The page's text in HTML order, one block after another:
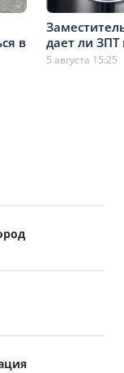
в
дает ли ЗПТ
5 августа 15:25